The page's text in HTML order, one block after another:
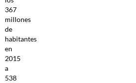
367
millones
de
habitantes
en
2015
a
538